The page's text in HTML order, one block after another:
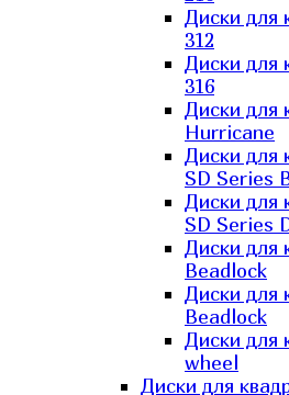
Диски для
312
Диски для
316
Диски для
Hurricane
Диски для
SD Series
Диски для
SD Series
Диски для
Beadlock
Диски для
Beadlock
Диски для
wheel
Диски для